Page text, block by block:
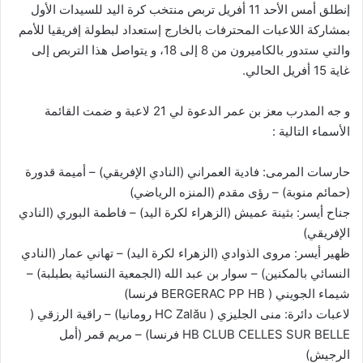
إنطلق أمس الأحد 11 أفريل تربص منتخب كرة اليد للسيدات الأول
بمشاركة اللاعبات المحترفات بالخارج إستعداد لبطولة إفريقيا للأمم
والتي ستدور بالكاميرون من 8 إلى 18، و يتواصل هذا التربص إلى
غاية 15 أفريل الحالي.
و جه المدرب معز بن عمر الدعوة لي 21 لاعبة و ضمت القائمة
الأسماء التالية :
حارسات المرمى: فادية العمراني (النادي الإفريقي) – أميمة قدورة
(حمائم منوبة) – رؤى مقدم (المنزه الرياضي)
جناح أيسر: بثينة عميش (الزهراء لكرة اليد) – فاطمة البوري (النادي
الإفريقي)
ظهير أيسر: مروى الذوادي (الزهراء لكرة اليد) – تهاني عمار (النادي
النسائي بالمكنين) – سوار بن عبد الله (الجمعية النسائية بطبلبة) –
شيماء الجويني ( BERGERAC PP HB فرنسا)
لاعبات دائرة: منى الجليزي ( HC Zalău رومانيا) – راقية الرزقي (
HB CLUB CELLES SUR BELLE فرنسا) – مريم قمر (أمل
الرجيش)